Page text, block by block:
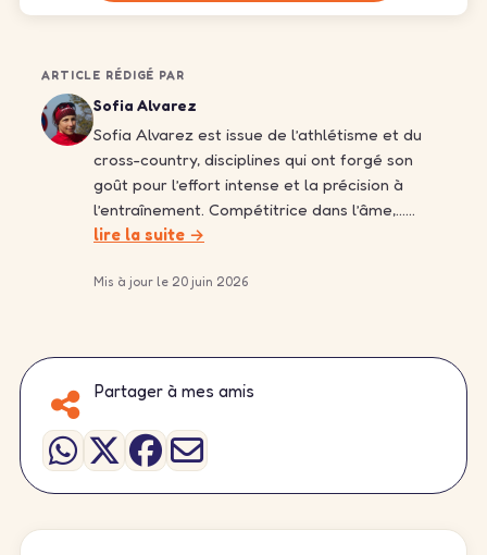
ARTICLE RÉDIGÉ PAR
Sofia Alvarez
Sofia Alvarez est issue de l’athlétisme et du
cross-country, disciplines qui ont forgé son
goût pour l’effort intense et la précision à
l’entraînement. Compétitrice dans l’âme,……
lire la suite →
Mis à jour le 20 juin 2026
Partager à mes amis